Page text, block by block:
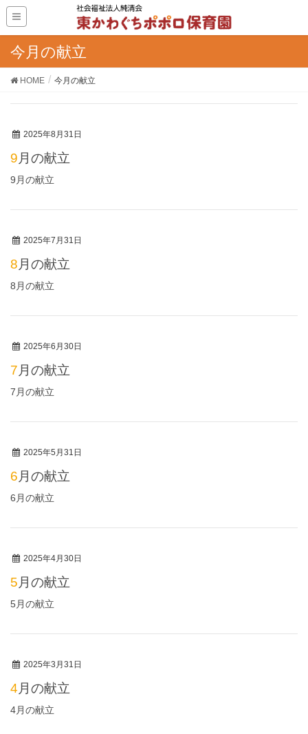
今月の献立
HOME 今月の献立
2025年8月31日
9月の献立
9月の献立
2025年7月31日
8月の献立
8月の献立
2025年6月30日
7月の献立
7月の献立
2025年5月31日
6月の献立
6月の献立
2025年4月30日
5月の献立
5月の献立
2025年3月31日
4月の献立
4月の献立